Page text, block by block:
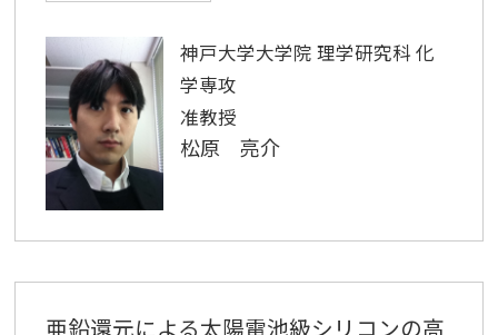
神戸大学大学院 理学研究科 化
学専攻
准教授
松原 亮介
亜鉛還元による太陽電池級シリコンの高